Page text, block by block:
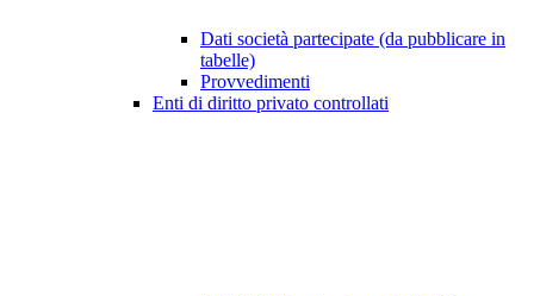
Dati società partecipate (da pubblicare in
tabelle)
Provvedimenti
Enti di diritto privato controllati